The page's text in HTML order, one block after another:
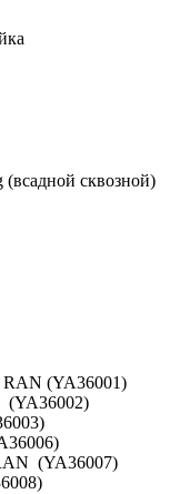
(всадной сквозной)
RAN (YA36001)
(YA36002)
(YA36007)